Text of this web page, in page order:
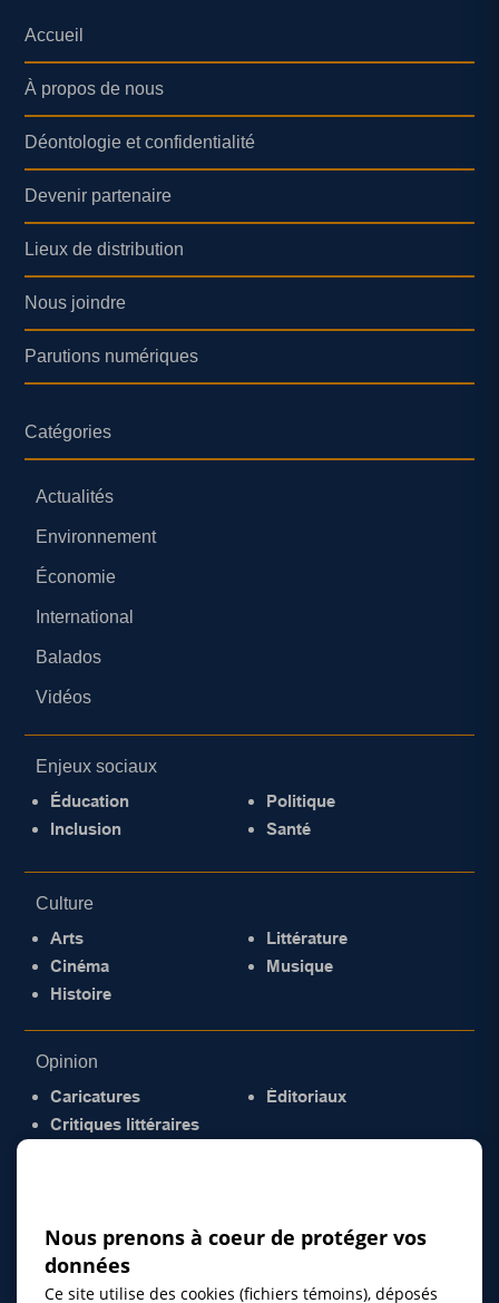
Accueil
À propos de nous
Déontologie et confidentialité
Devenir partenaire
Lieux de distribution
Nous joindre
Parutions numériques
Catégories
Actualités
Environnement
Économie
International
Balados
Vidéos
Enjeux sociaux
Éducation
Inclusion
Politique
Santé
Culture
Arts
Cinéma
Histoire
Littérature
Musique
Opinion
Caricatures
Critiques littéraires
Éditoriaux
Nous prenons à coeur de protéger vos
données
Ce site utilise des cookies (fichiers témoins), déposés